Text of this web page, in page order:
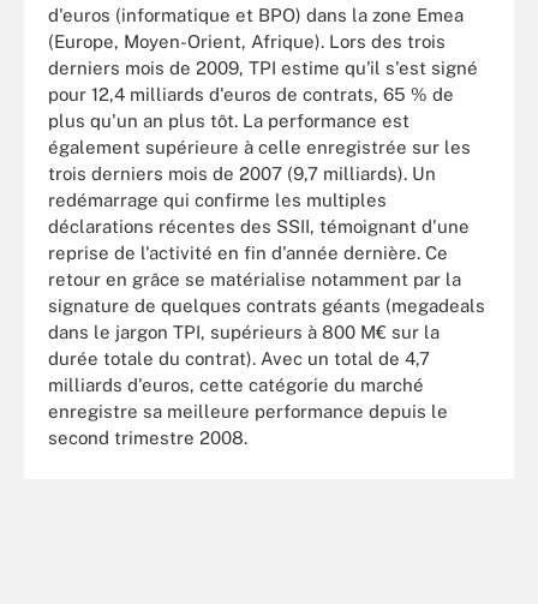
d'euros (informatique et BPO) dans la zone Emea
(Europe, Moyen-Orient, Afrique). Lors des trois
derniers mois de 2009, TPI estime qu'il s'est signé
pour 12,4 milliards d'euros de contrats, 65 % de
plus qu'un an plus tôt. La performance est
également supérieure à celle enregistrée sur les
trois derniers mois de 2007 (9,7 milliards). Un
redémarrage qui confirme les multiples
déclarations récentes des SSII, témoignant d'une
reprise de l'activité en fin d'année dernière. Ce
retour en grâce se matérialise notamment par la
signature de quelques contrats géants (megadeals
dans le jargon TPI, supérieurs à 800 M€ sur la
durée totale du contrat). Avec un total de 4,7
milliards d'euros, cette catégorie du marché
enregistre sa meilleure performance depuis le
second trimestre 2008.